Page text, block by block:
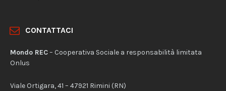
CONTATTACI
Mondo REC– Cooperativa Sociale a responsabilità limitata
Onlus
Viale Ortigara, 41 – 47921 Rimini (RN)